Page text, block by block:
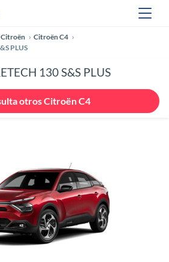
Citroën
Citroën C4
PLUS
130 S&S PLUS
otros Citroën C4